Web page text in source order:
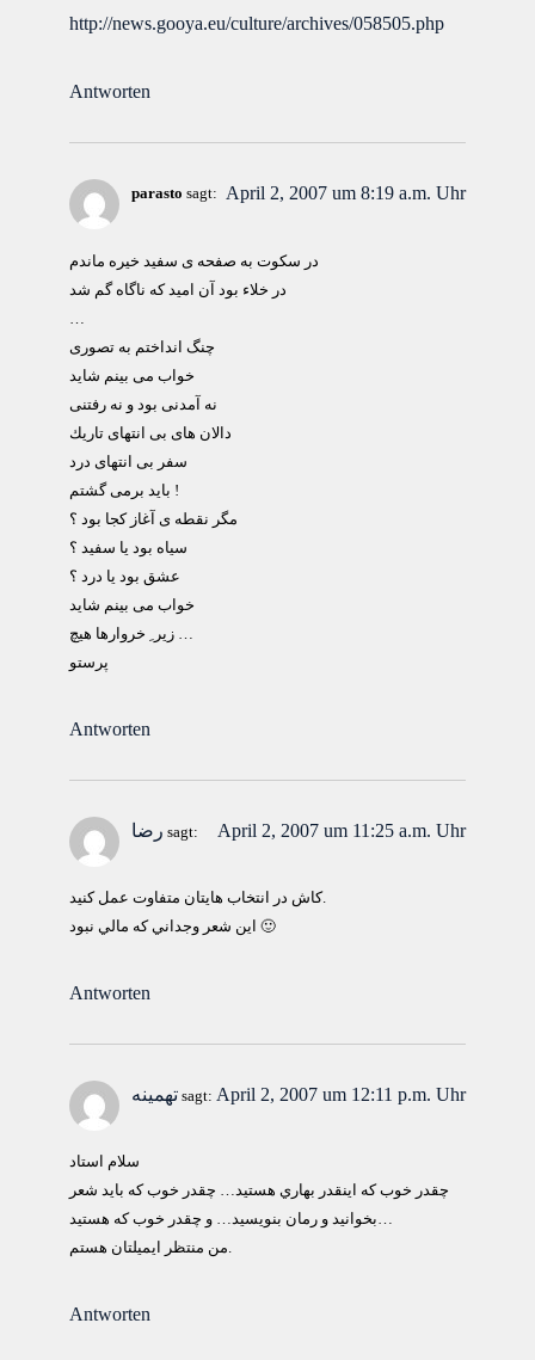
http://news.gooya.eu/culture/archives/058505.php
Antworten
parasto sagt: April 2, 2007 um 8:19 a.m. Uhr
در سكوت به صفحه ی سفيد خيره ماندم
در خلاء بود آن اميد كه ناگاه گم شد
چنگ انداختم به تصوری
خواب می بينم شايد
نه آمدنی بود و نه رفتنی
دالان های بی انتهای تاريك
سفر بی انتهای درد
بايد برمی گشتم !
مگر نقطه ی آغاز كجا بود ؟
سياه بود يا سفيد ؟
عشق بود يا درد ؟
خواب می بينم شايد
زير ِ خروارها هيچ …
پرستو
Antworten
رضا sagt: April 2, 2007 um 11:25 a.m. Uhr
كاش در انتخاب هايتان متفاوت عمل كنيد.
اين شعر وجداني كه مالي نبود 🙂
Antworten
تهمینه sagt: April 2, 2007 um 12:11 p.m. Uhr
سلام استاد
چقدر خوب كه اينقدر بهاري هستيد… چقدر خوب كه بايد شعر
بخوانيد و رمان بنويسيد… و چقدر خوب كه هستيد…
من منتظر ايميلتان هستم.
Antworten